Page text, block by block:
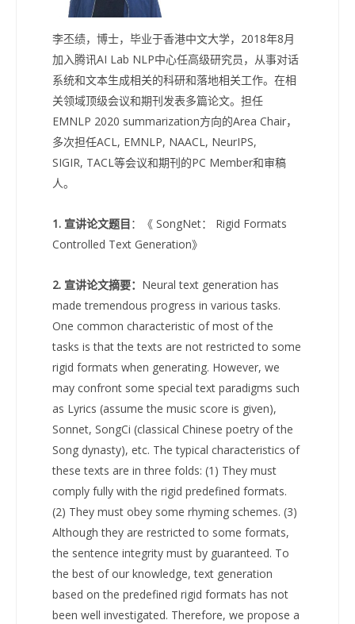
李丕绩，博士，毕业于香港中文大学，2018年8月
加入腾讯AI Lab NLP中心任高级研究员，从事对话
系统和文本生成相关的科研和落地相关工作。在相
关领域顶级会议和期刊发表多篇论文。担任
EMNLP 2020 summarization方向的Area Chair，
多次担任ACL, EMNLP, NAACL, NeurIPS,
SIGIR, TACL等会议和期刊的PC Member和审稿
人。
1. 宣讲论文题目 ：《 SongNet： Rigid Formats
Controlled Text Generation》
2. 宣讲论文摘要： Neural text generation has
made tremendous progress in various tasks.
One common characteristic of most of the
tasks is that the texts are not restricted to some
rigid formats when generating. However, we
may confront some special text paradigms such
as Lyrics (assume the music score is given),
Sonnet, SongCi (classical Chinese poetry of the
Song dynasty), etc. The typical characteristics of
these texts are in three folds: (1) They must
comply fully with the rigid predefined formats.
(2) They must obey some rhyming schemes. (3)
Although they are restricted to some formats,
the sentence integrity must by guaranteed. To
the best of our knowledge, text generation
based on the predefined rigid formats has not
been well investigated. Therefore, we propose a